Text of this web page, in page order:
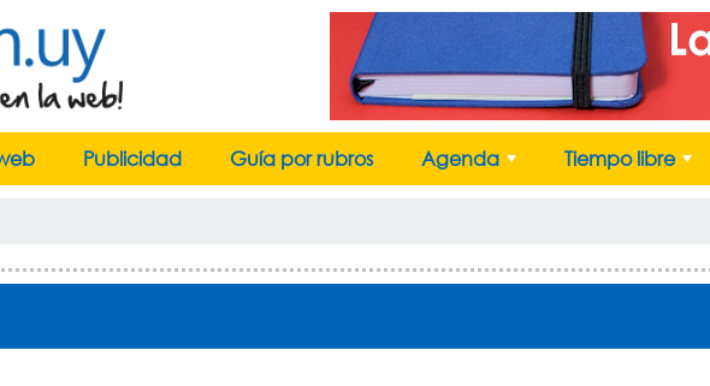
Publicidad Guía por rubros
+
Agenda
+
Tiempo libre